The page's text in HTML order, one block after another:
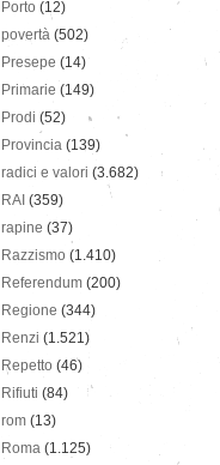
Porto (12)
povertà (502)
Presepe (14)
Primarie (149)
Prodi (52)
Provincia (139)
radici e valori (3.682)
RAI (359)
rapine (37)
Razzismo (1.410)
Referendum (200)
Regione (344)
Renzi (1.521)
Repetto (46)
Rifiuti (84)
rom (13)
Roma (1.125)